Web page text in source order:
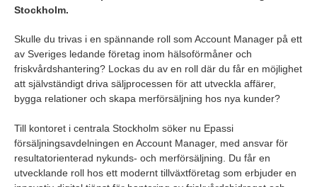
Stockholm.
Skulle du trivas i en spännande roll som Account Manager på ett
av Sveriges ledande företag inom hälsoförmåner och
friskvårdshantering? Lockas du av en roll där du får en möjlighet
att självständigt driva säljprocessen för att utveckla affärer,
bygga relationer och skapa merförsäljning hos nya kunder?
Till kontoret i centrala Stockholm söker nu Epassi
försäljningsavdelningen en Account Manager, med ansvar för
resultatorienterad nykunds- och merförsäljning. Du får en
utvecklande roll hos ett modernt tillväxtföretag som erbjuder en